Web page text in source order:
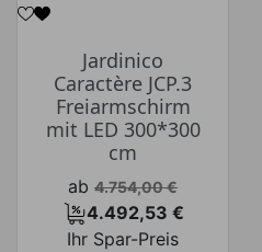
Jardinico
Caractère JCP.3
Freiarmschirm
mit LED 300*300
cm
Verkaufspreis
ab 4.754,00 €
Preis
4.492,53 €
Ihr Spar-Preis